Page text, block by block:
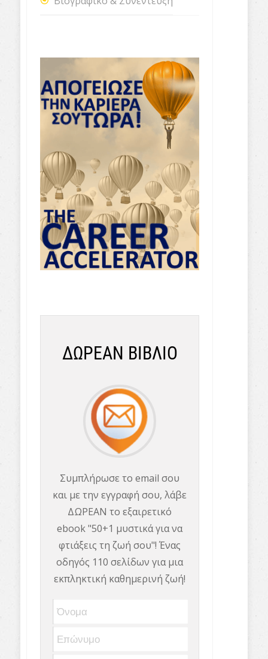
ΔΩΡΕΑΝ ΒΙΒΛΙΟ
Συμπλήρωσε το email σου
και με την εγγραφή σου, λάβε
ΔΩΡΕΑΝ το εξαιρετικό
ebook "50+1 μυστικά για να
φτιάξεις τη ζωή σου"! Ένας
οδηγός 110 σελίδων για μια
εκπληκτική καθημερινή ζωή!